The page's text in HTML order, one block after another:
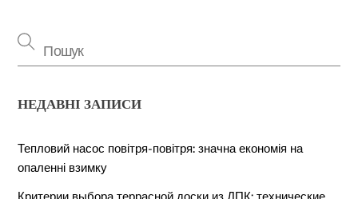
НЕДАВНІ ЗАПИСИ
Тепловий насос повітря-повітря: значна економія на
опаленні взимку
Критерии выбора террасной доски из ДПК: технические